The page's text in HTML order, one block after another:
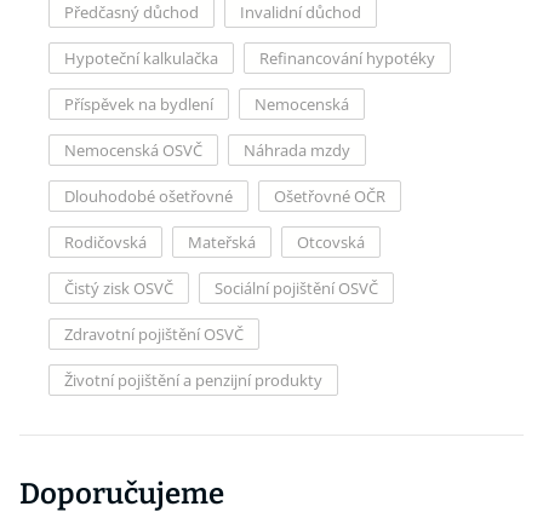
Předčasný důchod Invalidní důchod
Hypoteční kalkulačka Refinancování hypotéky
Příspěvek na bydlení Nemocenská
Nemocenská OSVČ Náhrada mzdy
Dlouhodobé ošetřovné Ošetřovné OČR
Rodičovská Mateřská Otcovská
Čistý zisk OSVČ Sociální pojištění OSVČ
Zdravotní pojištění OSVČ
Životní pojištění a penzijní produkty
Doporučujeme